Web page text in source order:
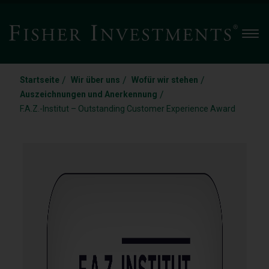
Startseite / Wir über uns / Wofür wir stehen /
Auszeichnungen und Anerkennung /
F.A.Z.-Institut – Outstanding Customer Experience Award